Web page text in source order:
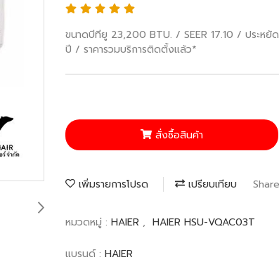
ขนาดบีทียู 23,200 BTU. / SEER 17.10 / ประหยั
ปี / ราคารวมบริการติดตั้งแล้ว*
สั่งซื้อสินค้า
เพิ่มรายการโปรด เปรียบเทียบ Share
หมวดหมู่ : HAIER , HAIER HSU-VQAC03T
แบรนด์ : HAIER